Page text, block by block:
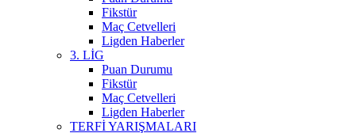
Fikstür
Maç Cetvelleri
Ligden Haberler
3. LİG
Puan Durumu
Fikstür
Maç Cetvelleri
Ligden Haberler
TERFİ YARIŞMALARI